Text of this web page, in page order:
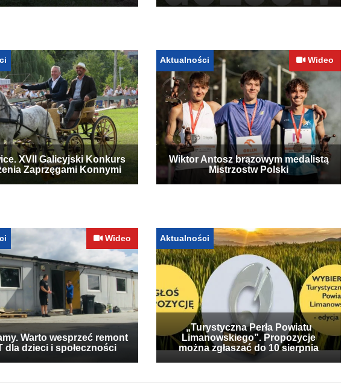
XVII Galicyjski Konkurs
Zaprzęgami Konnymi
Aktualności Wideo
Wiktor Antosz brązowym medalistą
Mistrzostw Polski
Wideo
Warto wesprzeć remont
dla dzieci i społeczności
Aktualności
„Turystyczna Perła Powiatu
Limanowskiego”. Propozycje
można zgłaszać do 10 sierpnia